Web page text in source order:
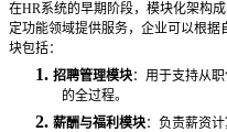
在HR系统的早期阶段，模块化架构
定功能领域提供服务，企业可以根
块包括：
1. 招聘管理模块：用于支持从
的全过程。
2. 薪酬与福利模块：负责薪资